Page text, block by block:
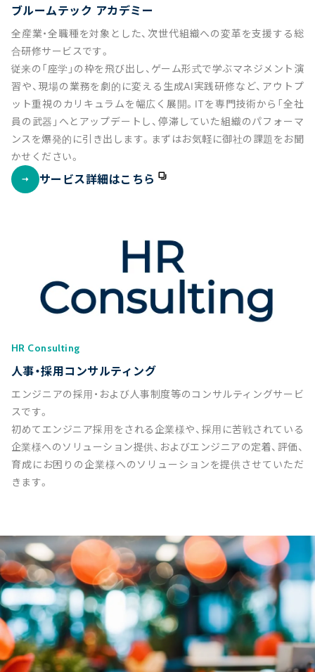
ブルームテック アカデミー
全産業・全職種を対象とした、次世代組織への変革を支援する総
合研修サービスです。
従来の「座学」の枠を飛び出し、ゲーム形式で学ぶマネジメント演
習や、現場の業務を劇的に変える生成AI実践研修など、アウトプ
ット重視のカリキュラムを幅広く展開。ITを専門技術から「全社
員の武器」へとアップデートし、停滞していた組織のパフォーマ
ンスを爆発的に引き出します。まずはお気軽に御社の課題をお聞
かせください。
サービス詳細はこちら
HR Consulting
人事・採用コンサルティング
エンジニアの採用・および人事制度等のコンサルティングサービ
スです。
初めてエンジニア採用をされる企業様や、採用に苦戦されている
企業様へのソリューション提供、およびエンジニアの定着、評価、
育成にお困りの企業様へのソリューションを提供させていただ
きます。